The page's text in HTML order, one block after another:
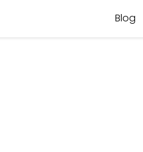
Blog